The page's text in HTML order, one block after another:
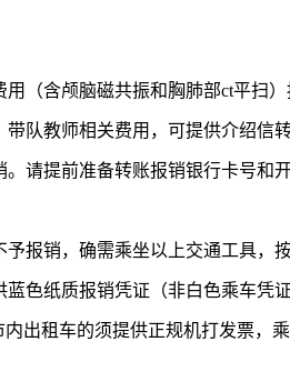
含颅脑磁共振和胸肺部ct平扫）
队教师相关费用，可提供介绍信
请提前准备转账报销银行卡号和开
销，确需乘坐以上交通工具，
色纸质报销凭证（非白色乘车凭
出租车的须提供正规机打发票，